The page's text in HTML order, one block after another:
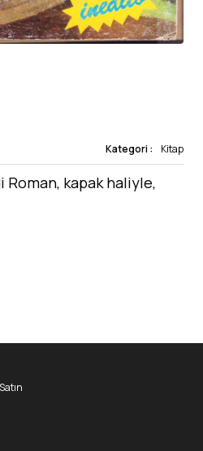
Kategori : Kitap
kapak haliyle,